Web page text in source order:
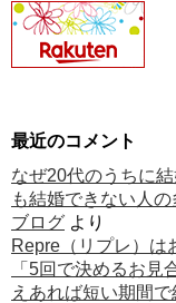
最近のコメント
なぜ20代のうちに
も結婚できない人
ブログ より
Repre（リプレ）は
「5回で決めるお見
えあれば短い期間